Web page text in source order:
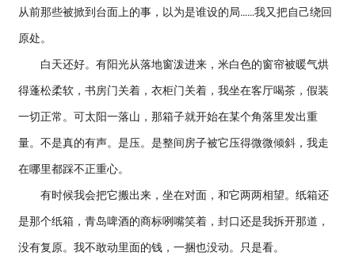
从前那些被掀到台面上的事，以为是谁设的局……我又把自己绕回
原处。
白天还好。有阳光从落地窗泼进来，米白色的窗帘被暖气烘
得蓬松柔软，书房门关着，衣柜门关着，我坐在客厅喝茶，假装
一切正常。可太阳一落山，那箱子就开始在某个角落里发出重
量。不是真的有声。是压。是整间房子被它压得微微倾斜，我走
在哪里都踩不正重心。
有时候我会把它搬出来，坐在对面，和它两两相望。纸箱还
是那个纸箱，青岛啤酒的商标咧嘴笑着，封口还是我拆开那道，
没有复原。我不敢动里面的钱，一捆也没动。只是看。